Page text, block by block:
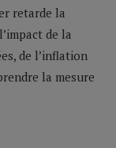
retarde la
de la
de l’inflation
la mesure